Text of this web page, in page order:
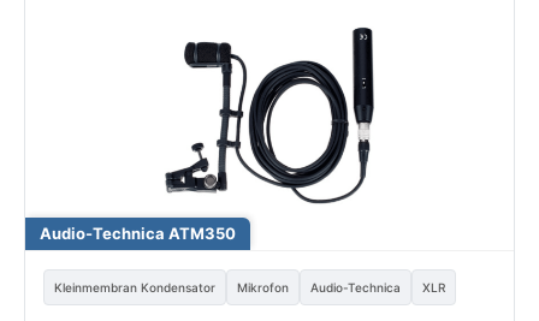
Audio-Technica ATM350
Kleinmembran Kondensator Mikrofon Audio-Technica XLR